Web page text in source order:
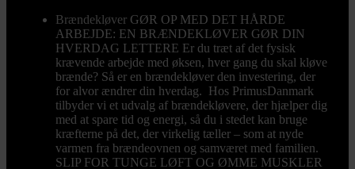
Brændekløver GØR OP MED DET HÅRDE
ARBEJDE: EN BRÆNDEKLØVER GØR DIN
HVERDAG LETTERE Er du træt af det fysisk
krævende arbejde med øksen, hver gang du skal kløve
brænde? Så er en brændekløver den investering, der
for alvor ændrer din hverdag. Hos PrimusDanmark
tilbyder vi et udvalg af brændekløvere, der hjælper dig
med at spare tid og energi, så du i stedet kan bruge
kræfterne på det, der virkelig tæller – som at nyde
varmen fra brændeovnen og samværet med familien.
SLIP FOR TUNGE LØFT OG ØMME MUSKLER